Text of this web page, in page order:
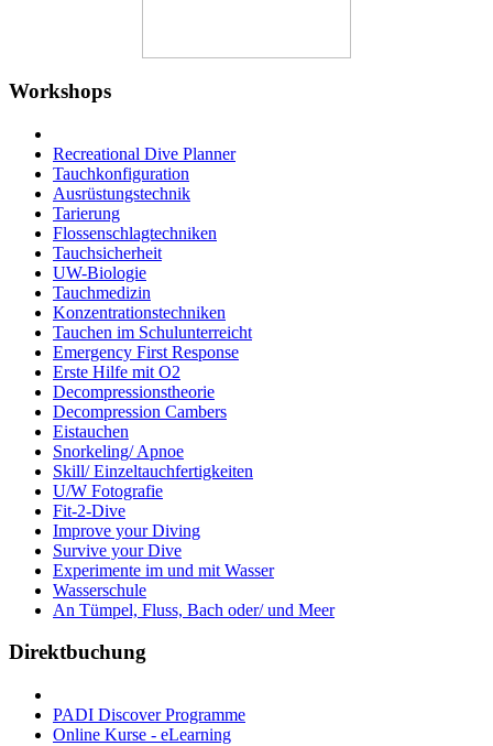
Workshops
Recreational Dive Planner
Tauchkonfiguration
Ausrüstungstechnik
Tarierung
Flossenschlagtechniken
Tauchsicherheit
UW-Biologie
Tauchmedizin
Konzentrationstechniken
Tauchen im Schulunterreicht
Emergency First Response
Erste Hilfe mit O2
Decompressionstheorie
Decompression Cambers
Eistauchen
Snorkeling/ Apnoe
Skill/ Einzeltauchfertigkeiten
U/W Fotografie
Fit-2-Dive
Improve your Diving
Survive your Dive
Experimente im und mit Wasser
Wasserschule
An Tümpel, Fluss, Bach oder/ und Meer
Direktbuchung
PADI Discover Programme
Online Kurse - eLearning